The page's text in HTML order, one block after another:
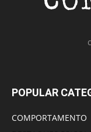
POPULAR
COMPORTAMENTO